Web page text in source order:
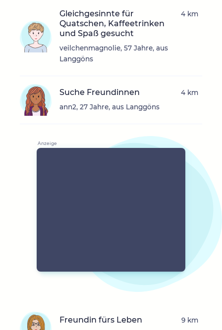
Gleichgesinnte für
Quatschen, Kaffeetrinken
und Spaß gesucht
veilchenmagnolie, 57 Jahre, aus
Langgöns
4 km
Suche Freundinnen
ann2, 27 Jahre, aus Langgöns
4 km
Freundin fürs Leben 9 km